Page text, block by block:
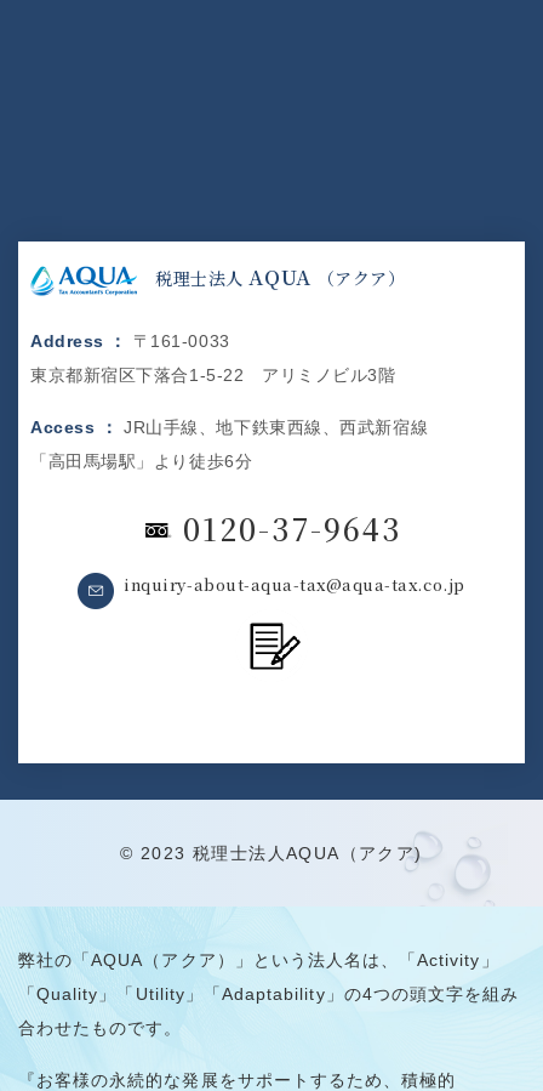
税理士法人 AQUA （アクア）
Address ： 〒161-0033
東京都新宿区下落合1-5-22 アリミノビル3階
Access ：JR山手線、地下鉄東西線、西武新宿線
「高田馬場駅」より徒歩6分
0120-37-9643
inquiry-about-aqua-tax@aqua-tax.co.jp
© 2023 税理士法人AQUA（アクア)
弊社の「AQUA（アクア）」という法人名は、「Activity」
「Quality」「Utility」「Adaptability」の4つの頭文字を組み
合わせたものです。
『お客様の永続的な発展をサポートするため、積極的